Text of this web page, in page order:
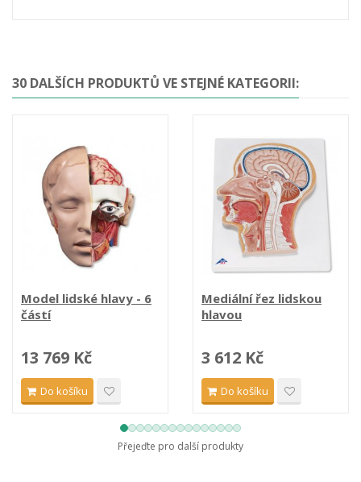
30 DALŠÍCH PRODUKTŮ VE STEJNÉ KATEGORII:
Model lidské hlavy - 6
částí
13 769 Kč
Do košíku
Mediální řez lidskou
hlavou
3 612 Kč
Do košíku
Přejeďte pro další produkty